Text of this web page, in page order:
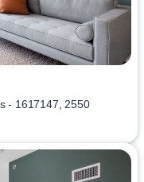
- 1617147, 2550